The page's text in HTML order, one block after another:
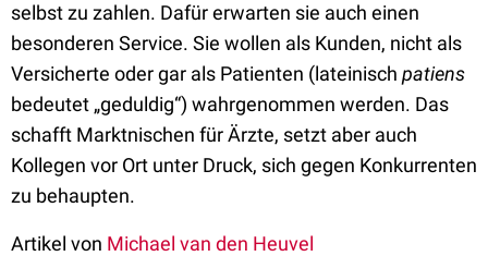
selbst zu zahlen. Dafür erwarten sie auch einen
besonderen Service. Sie wollen als Kunden, nicht als
Versicherte oder gar als Patienten (lateinisch patiens
bedeutet „geduldig“) wahrgenommen werden. Das
schafft Marktnischen für Ärzte, setzt aber auch
Kollegen vor Ort unter Druck, sich gegen Konkurrenten
zu behaupten.
Artikel von Michael van den Heuvel